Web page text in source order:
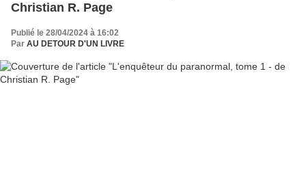
Christian R. Page
Publié le 28/04/2024 à 16:02
Par AU DETOUR D'UN LIVRE